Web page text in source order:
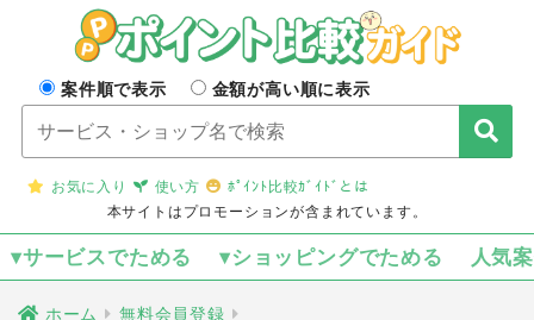
案件順で表示 金額が高い順に表示
お気に入り 使い方
ﾎﾟｲﾝﾄ比較ｶﾞｲﾄﾞとは
本サイトはプロモーションが含まれています。
▾サービスでためる ▾ショッピングでためる 人気
ホーム 無料会員登録